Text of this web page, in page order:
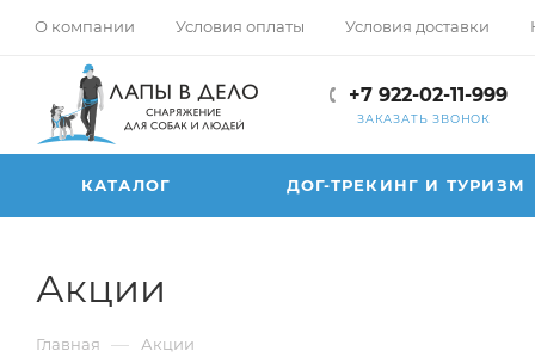
О компании Условия оплаты Условия доставки
+7 922-02-11-999
ЗАКАЗАТЬ ЗВОНОК
КАТАЛОГ ДОГ-ТРЕКИНГ И ТУРИЗМ
Акции
Главная — Акции